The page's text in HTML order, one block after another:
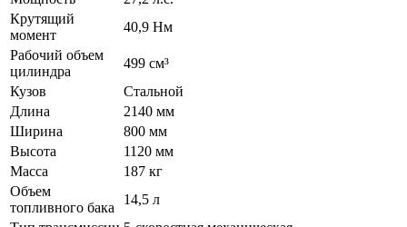
Крутящий
момент
40,9 Нм
Рабочий объем
цилиндра
499 см³
Кузов
Стальной
Длина
2140 мм
Ширина
800 мм
Высота
1120 мм
Масса
187 кг
Объем
топливного бака
14,5 л